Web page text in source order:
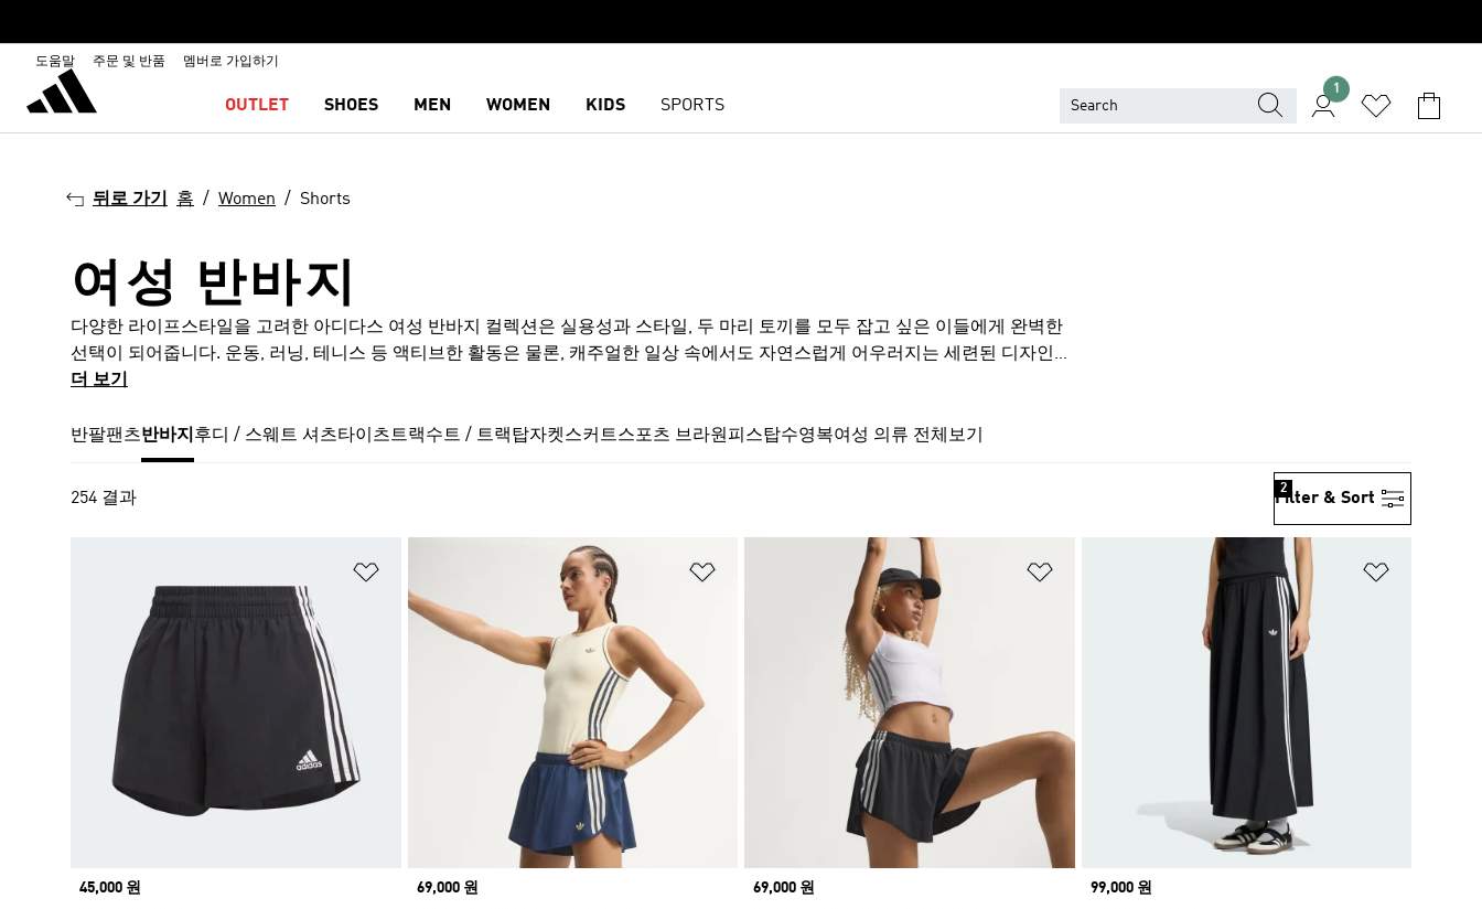
도움말 주문 및 반품 멤버로 가입하기
OUTLET SHOES MEN WOMEN KIDS SPORTS
1
뒤로 가기 홈 Women Shorts
여성 반바지
다양한 라이프스타일을 고려한 아디다스 여성 반바지 컬렉션은 실용성과 스타일, 두 마리 토끼를 모두 잡고 싶은 이들에게 완벽한
선택이 되어줍니다. 운동, 러닝, 테니스 등 액티브한 활동은 물론, 캐주얼한 일상 속에서도 자연스럽게 어우러지는 세련된 디자인이
돋보이는 이 컬렉션은 아디다스만의 감각을 고스란히 담고 있습니다. 파이어버드 특유의 스포티한 매력, 에센셜 라인의 미니멀한
넓은 선택이 가능합니다. 여기에 농구 반바지처럼 스트리트 감성을 살린 아이템이나, 스커트 디자인을 입힌 반바지까지 라이프스타
일 웨어로 활용할 수 있는 요소들이 더해져 스타일링의 폭을 더욱 확장해 줍니다. 다양한 컬러와 소재로 구성된 이 컬렉션은 트렌디
한 실루엣과 편안한 착용감을 동시에 갖추고 있어, 기능성과 감각적인 룩을 모두 만족시킬 수 있습니다. 지금 아디다스 여성 반바지
더 보기
반팔팬츠반바지 후디 / 스웨트 셔츠타이츠트랙수트 / 트랙탑자켓스커트스포츠 브라원피스탑수영복여성 의류 전체보기
254 결과 Filter & Sort
2
Price
45,000 원
Price
69,000 원
Price
69,000 원
Price
99,000 원